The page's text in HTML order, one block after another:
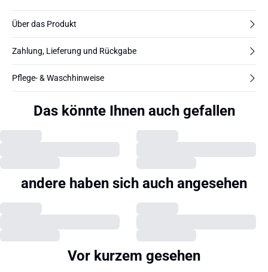
Über das Produkt
Zahlung, Lieferung und Rückgabe
Pflege- & Waschhinweise
Das könnte Ihnen auch gefallen
andere haben sich auch angesehen
Vor kurzem gesehen